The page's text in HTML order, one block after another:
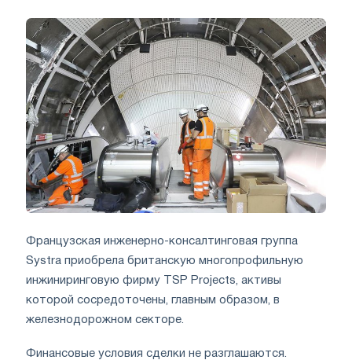
Французская инженерно-консалтинговая группа
Systra приобрела британскую многопрофильную
инжиниринговую фирму TSP Projects, активы
которой сосредоточены, главным образом, в
железнодорожном секторе.
Финансовые условия сделки не разглашаются.